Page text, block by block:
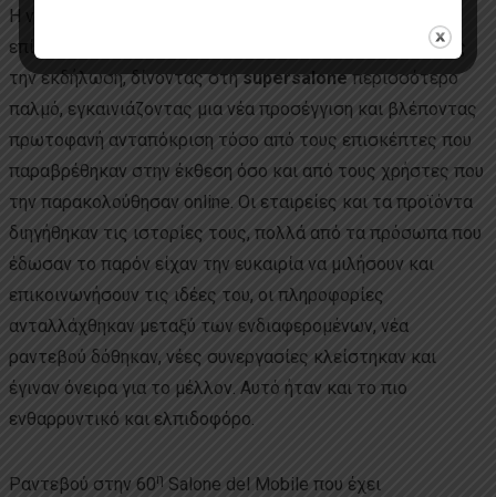
Η νέα ψηφιακή πλατφόρμα Salone del Mobile, έπαιξε
επίσης το δικό της πολύ καθοριστικό ρόλο, ενισχύοντας
την εκδήλωση, δίνοντας στηsupersaloneπερισσότερο
παλμό, εγκαινιάζοντας μια νέα προσέγγιση και βλέποντας
πρωτοφανή ανταπόκριση τόσο από τους επισκέπτες που
παραβρέθηκαν στην έκθεση όσο και από τους χρήστες που
την παρακολούθησαν online. Οι εταιρείες και τα προϊόντα
διηγήθηκαν τις ιστορίες τους, πολλά από τα πρόσωπα που
έδωσαν το παρόν είχαν την ευκαιρία να μιλήσουν και
επικοινωνήσουν τις ιδέες του, οι πληροφορίες
ανταλλάχθηκαν μεταξύ των ενδιαφερομένων, νέα
ραντεβού δόθηκαν, νέες συνεργασίες κλείστηκαν και
έγιναν όνειρα για το μέλλον. Αυτό ήταν και το πιο
ενθαρρυντικό και ελπιδοφόρο.
Ραντεβού στην 60η Salone del Mobile που έχει